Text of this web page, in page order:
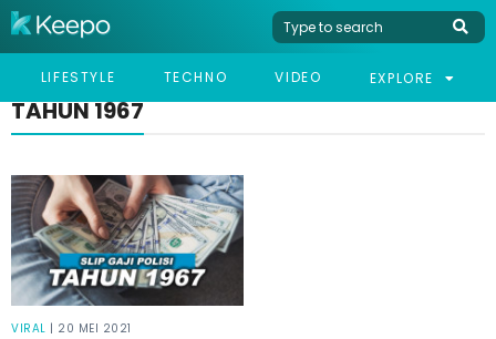
LIFESTYLE TECHNO VIDEO EXPLORE
TAHUN 1967
VIRAL | 20 MEI 2021